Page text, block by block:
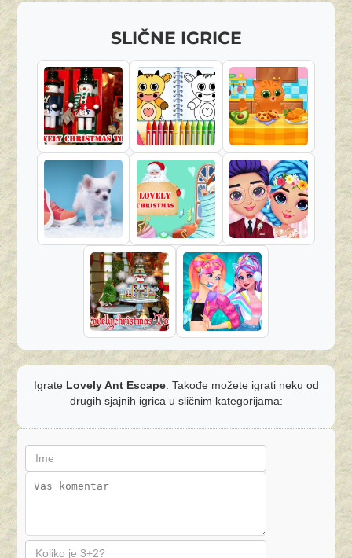
SLIČNE IGRICE
Igrate Lovely Ant Escape. Takođe možete igrati neku od
drugih sjajnih igrica u sličnim kategorijama: